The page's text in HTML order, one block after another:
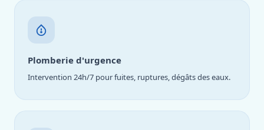
Plomberie d'urgence
Intervention 24h/7 pour fuites, ruptures, dégâts des eaux.